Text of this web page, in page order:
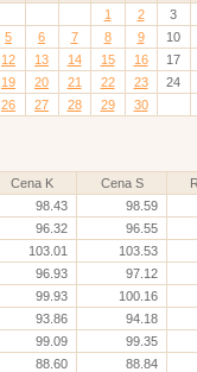
1
2 3
5
6 7 8 9 10
12
13 14 15 16 17
19
20 21 22 23 24
26
27 28 29 30
Cena K Cena S
98.43 98.59
96.32 96.55
103.01 103.53
96.93 97.12
99.93 100.16
93.86 94.18
99.09 99.35
88.60 88.84